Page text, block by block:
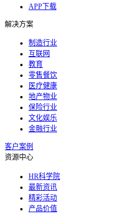
APP下载
解决方案
制造行业
互联网
教育
零售餐饮
医疗健康
地产物业
保险行业
文化娱乐
金融行业
客户案例
资源中心
HR科学院
最新资讯
精彩活动
产品价值